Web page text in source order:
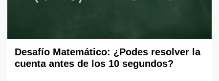
Desafío Matemático: ¿Podes resolver la
cuenta antes de los 10 segundos?